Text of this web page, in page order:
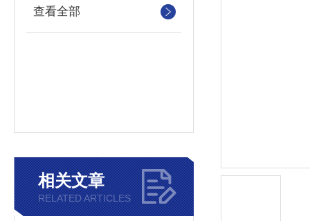
查看全部
相关文章
RELATED ARTICLES